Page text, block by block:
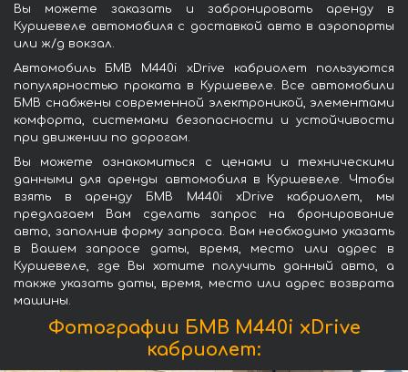
Вы можете заказать и забронировать аренду в
Куршевеле автомобиля с доставкой авто в аэропорты
или ж/д вокзал.
Автомобиль БМВ M440i xDrive кабриолет пользуются
популярностью проката в Куршевеле. Все автомобили
БМВ снабжены современной электроникой, элементами
комфорта, системами безопасности и устойчивости
при движении по дорогам.
Вы можете ознакомиться с ценами и техническими
данными для аренды автомобиля в Куршевеле. Чтобы
взять в аренду БМВ M440i xDrive кабриолет, мы
предлагаем Вам сделать запрос на бронирование
авто, заполнив форму запроса. Вам необходимо указать
в Вашем запросе даты, время, место или адрес в
Куршевеле, где Вы хотите получить данный авто, а
также указать даты, время, место или адрес возврата
машины.
Фотографии БМВ M440i xDrive
кабриолет: